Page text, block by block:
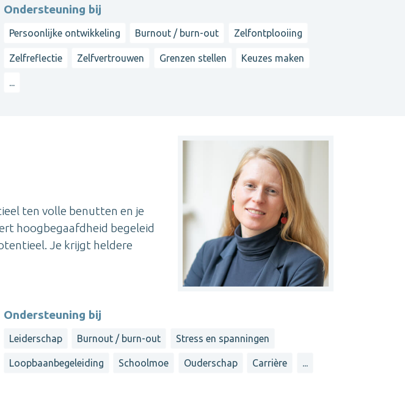
Ondersteuning bij
Persoonlijke ontwikkeling Burnout / burn-out Zelfontplooiing
Zelfreflectie Zelfvertrouwen Grenzen stellen Keuzes maken
...
ten volle benutten en je
hoogbegaafdheid begeleid
Je krijgt heldere
Ondersteuning bij
Leiderschap Burnout / burn-out Stress en spanningen
Loopbaanbegeleiding Schoolmoe Ouderschap Carrière ...